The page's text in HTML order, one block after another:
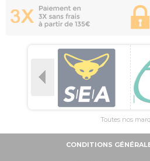
Toutes nos
CONDITIONS